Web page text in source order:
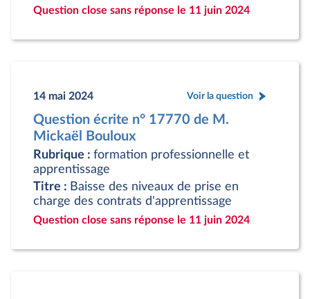
Question close sans réponse le 11 juin 2024
14 mai 2024 Voir la question
Question écrite n° 17770 de M.
Mickaël Bouloux
Rubrique : formation professionnelle et
apprentissage
Titre : Baisse des niveaux de prise en
charge des contrats d'apprentissage
Question close sans réponse le 11 juin 2024